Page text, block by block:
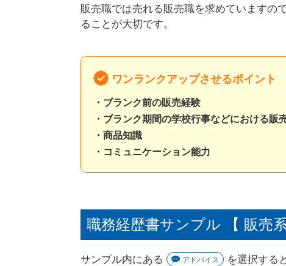
販売職では売れる販売職を求めていますの
ることが大切です。
ワンランクアップさせるポイント
・ブランク前の販売経験
・ブランク期間の学校行事などにおける販
・商品知識
・コミュニケーション能力
職務経歴書サンプル 【 販売
サンプル内にある アドバイス を選択する